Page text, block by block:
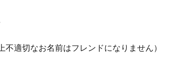
適切なお名前はフレンドになりません）